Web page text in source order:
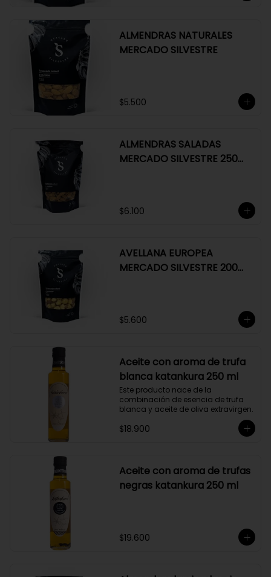
ALMENDRAS NATURALES
MERCADO SILVESTRE
$5.500
ALMENDRAS SALADAS
MERCADO SILVESTRE 250
$6.100
AVELLANA EUROPEA
MERCADO SILVESTRE 200
$5.600
Aceite con aroma de trufa
blanca katankura 250 ml
Este producto nace de la
combinación de esencia de trufa
blanca y aceite de oliva extravirgen.
$18.900
Aceite con aroma de trufas
negras katankura 250 ml
$19.600